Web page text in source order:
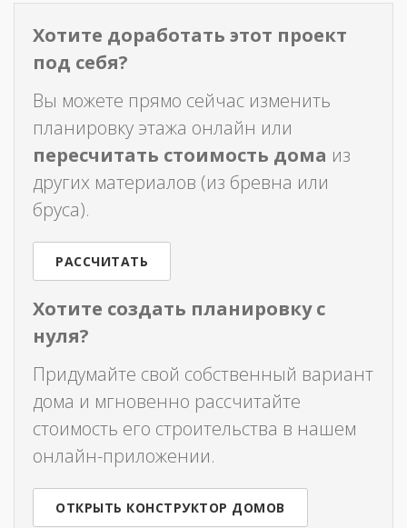
Хотите доработать этот проект
под себя?
Вы можете прямо сейчас изменить
планировку этажа онлайн или
пересчитать стоимость дома из
других материалов (из бревна или
бруса).
РАССЧИТАТЬ
Хотите создать планировку с
нуля?
Придумайте свой собственный вариант
дома и мгновенно рассчитайте
стоимость его строительства в нашем
онлайн-приложении.
ОТКРЫТЬ КОНСТРУКТОР ДОМОВ